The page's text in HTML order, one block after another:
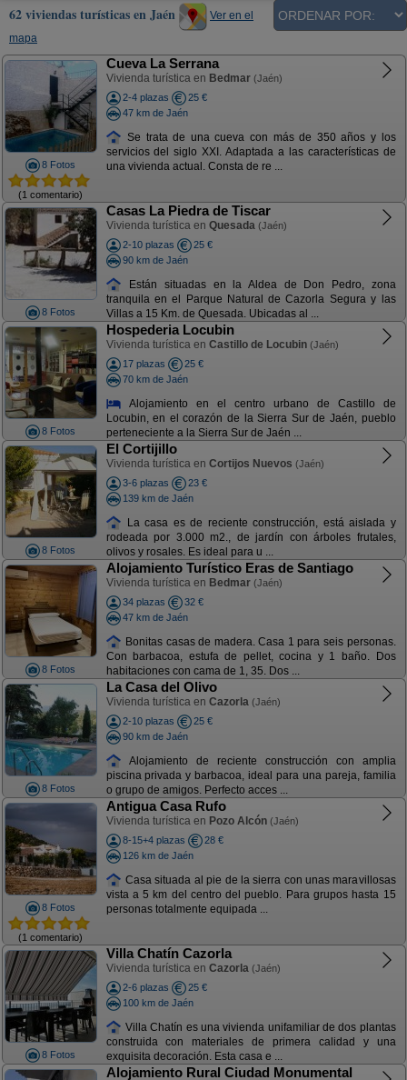
62 viviendas turísticas en Jaén
Ver en el
mapa
8 Fotos
(1 comentario)
Cueva La Serrana
Vivienda turística en Bedmar (Jaén)
2-4 plazas
25 €
47 km de Jaén
Se trata de una cueva con más de 350 años y los
servicios del siglo XXI. Adaptada a las características de
una vivienda actual. Consta de re ...
8 Fotos
Casas La Piedra de Tiscar
Vivienda turística en Quesada (Jaén)
2-10 plazas
25 €
90 km de Jaén
Están situadas en la Aldea de Don Pedro, zona
tranquila en el Parque Natural de Cazorla Segura y las
Villas a 15 Km. de Quesada. Ubicadas al ...
8 Fotos
Hospederia Locubin
Vivienda turística en Castillo de Locubin (Jaén)
17 plazas
25 €
70 km de Jaén
Alojamiento en el centro urbano de Castillo de
Locubin, en el corazón de la Sierra Sur de Jaén, pueblo
perteneciente a la Sierra Sur de Jaén ...
8 Fotos
El Cortijillo
Vivienda turística en Cortijos Nuevos (Jaén)
3-6 plazas
23 €
139 km de Jaén
La casa es de reciente construcción, está aislada y
rodeada por 3.000 m2., de jardín con árboles frutales,
olivos y rosales. Es ideal para u ...
8 Fotos
Alojamiento Turístico Eras de Santiago
Vivienda turística en Bedmar (Jaén)
34 plazas
32 €
47 km de Jaén
Bonitas casas de madera. Casa 1 para seis personas.
Con barbacoa, estufa de pellet, cocina y 1 baño. Dos
habitaciones con cama de 1, 35. Dos ...
8 Fotos
La Casa del Olivo
Vivienda turística en Cazorla (Jaén)
2-10 plazas
25 €
90 km de Jaén
Alojamiento de reciente construcción con amplia
piscina privada y barbacoa, ideal para una pareja, familia
o grupo de amigos. Perfecto acces ...
8 Fotos
(1 comentario)
Antigua Casa Rufo
Vivienda turística en Pozo Alcón (Jaén)
8-15+4 plazas
28 €
126 km de Jaén
Casa situada al pie de la sierra con unas maravillosas
vista a 5 km del centro del pueblo. Para grupos hasta 15
personas totalmente equipada ...
8 Fotos
Villa Chatín Cazorla
Vivienda turística en Cazorla (Jaén)
2-6 plazas
25 €
100 km de Jaén
Villa Chatín es una vivienda unifamiliar de dos plantas
construida con materiales de primera calidad y una
exquisita decoración. Esta casa e ...
Alojamiento Rural Ciudad Monumental